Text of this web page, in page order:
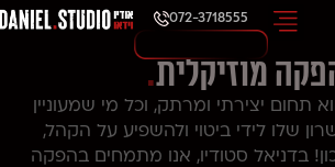
072-3718555
מוזיקלית.
תחום יצירתי ומרתק, וכל מי שמעוניין
שלו לידי ביטוי ולהשפיע על הקהל,
בדניאל סטודיו, אנו מתמחים בהפקה